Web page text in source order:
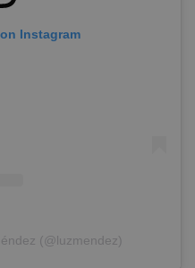
Instagram
(@luzmendez)